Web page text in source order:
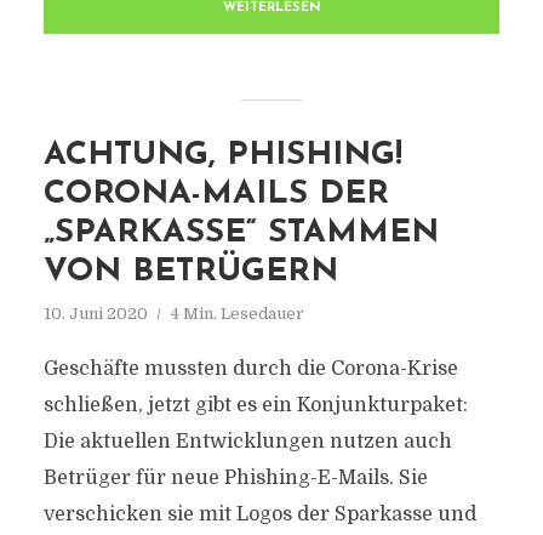
WEITERLESEN
ACHTUNG, PHISHING!
CORONA-MAILS DER
„SPARKASSE“ STAMMEN
VON BETRÜGERN
10. Juni 2020 4 Min. Lesedauer
Geschäfte mussten durch die Corona-Krise
schließen, jetzt gibt es ein Konjunkturpaket:
Die aktuellen Entwicklungen nutzen auch
Betrüger für neue Phishing-E-Mails. Sie
verschicken sie mit Logos der Sparkasse und